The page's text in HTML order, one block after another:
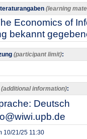
(learning
Economics of
bekannt
(participant limit):
(additional information):
Deutsch​
10/21/25 11:30